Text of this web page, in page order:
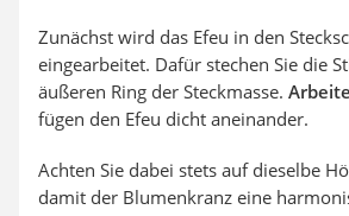
Zunächst wird das Efeu in den
eingearbeitet. Dafür stechen Sie die
äußeren Ring der Steckmasse.
fügen den Efeu dicht aneinander.
Achten Sie dabei stets auf dieselbe
damit der Blumenkranz eine